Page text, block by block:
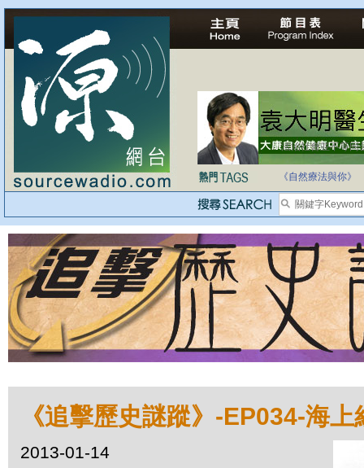
法治社會並不等同
自家教育合法化-
《自然療法與你》
《追擊歷史謎蹤》-EP034-海
2013-01-14